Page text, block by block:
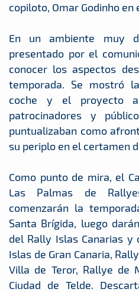
copiloto, Omar Godinho en
En un ambiente muy
presentado por el
conocer los aspectos
temporada. Se mostró
coche y el proyecto
patrocinadores y
puntualizaban como
su periplo en el certamen
Como punto de mira, el
Las Palmas de
comenzarán la
Santa Brígida, luego
del Rally Islas Canarias y
Islas de Gran Canaria,
Villa de Teror, Rallye de
Ciudad de Telde.